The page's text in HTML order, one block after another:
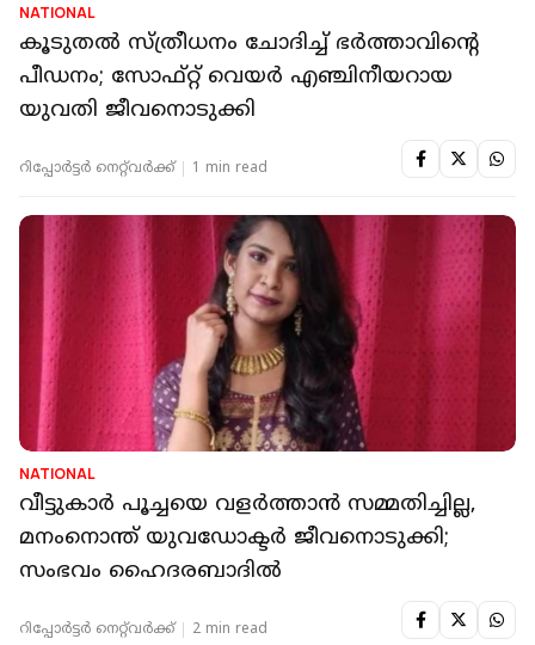
NATIONAL
കൂടുതല്‍ സ്ത്രീധനം ചോദിച്ച് ഭര്‍ത്താവിന്റെ
പീഡനം; സോഫ്റ്റ് വെയര്‍ എഞ്ചിനീയറായ
യുവതി ജീവനൊടുക്കി
റിപ്പോർട്ടർ നെറ്റ്‌വര്‍ക്ക്‌ 1 min read
NATIONAL
വീട്ടുകാർ പൂച്ചയെ വളർത്താൻ സമ്മതിച്ചില്ല,
മനംനൊന്ത് യുവഡോക്ടർ ജീവനൊടുക്കി;
സംഭവം ഹൈദരബാദിൽ
റിപ്പോർട്ടർ നെറ്റ്‌വര്‍ക്ക്‌ 2 min read